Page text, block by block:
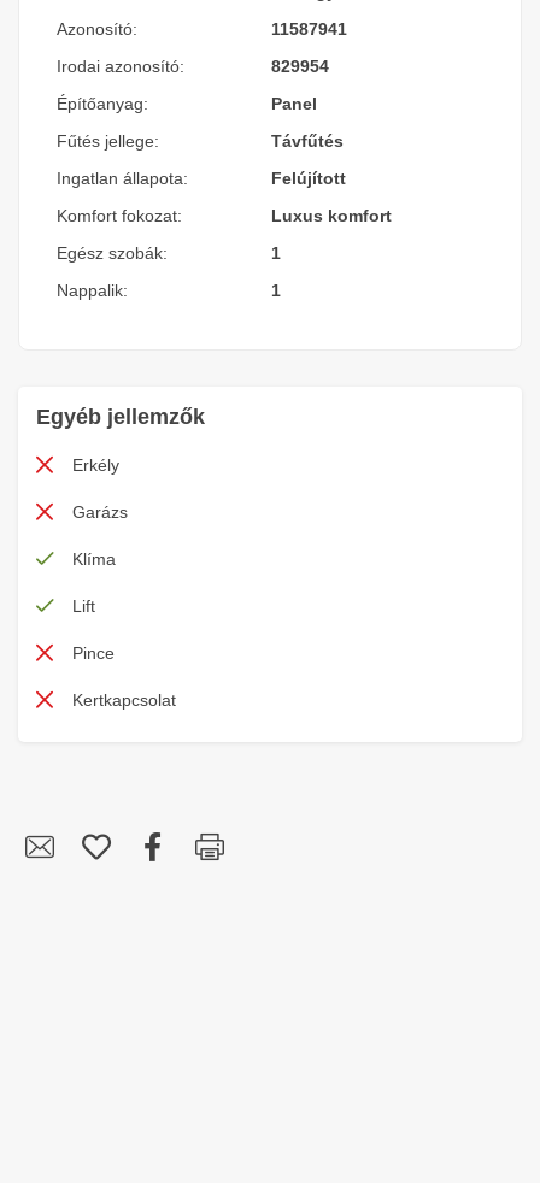
Azonosító:
11587941
Irodai azonosító:
829954
Építőanyag:
Panel
Fűtés jellege:
Távfűtés
Ingatlan állapota:
Felújított
Komfort fokozat:
Luxus komfort
Egész szobák:
1
Nappalik:
1
Egyéb jellemzők
Erkély
Garázs
Klíma
Lift
Pince
Kertkapcsolat